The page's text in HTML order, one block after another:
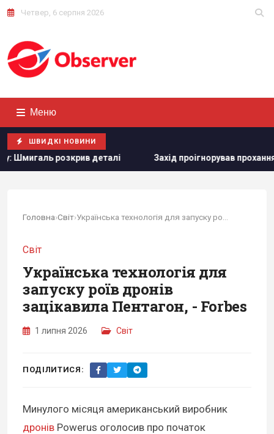
Четвер, 6 серпня 2026
Меню
ШВИДКІ НОВИНИ
Захід проігнорував прохання Києва про термінові
Головна›Світ›
Світ
Українська технологія для
запуску роїв дронів
зацікавила Пентагон, - Forbes
1 липня 2026 Світ
ПОДІЛИТИСЯ:
Минулого місяця американський виробник
дронів Powerus оголосив про початок